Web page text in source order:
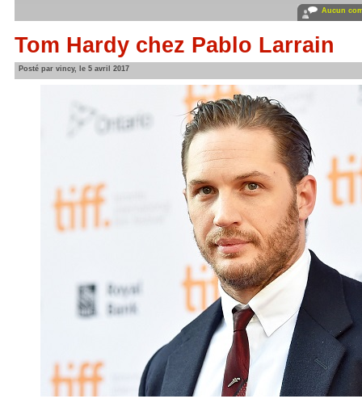
Aucun
Tom Hardy chez Pablo Larrain
Posté par vincy, le 5 avril 2017